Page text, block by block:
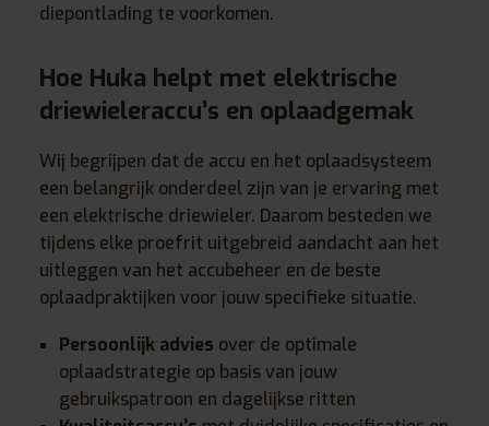
diepontlading te voorkomen.
Hoe Huka helpt met elektrische
driewieleraccu’s en oplaadgemak
Wij begrijpen dat de accu en het oplaadsysteem
een belangrijk onderdeel zijn van je ervaring met
een elektrische driewieler. Daarom besteden we
tijdens elke proefrit uitgebreid aandacht aan het
uitleggen van het accubeheer en de beste
oplaadpraktijken voor jouw specifieke situatie.
Persoonlijk advies over de optimale
oplaadstrategie op basis van jouw
gebruikspatroon en dagelijkse ritten